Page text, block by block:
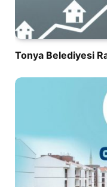
Tonya Belediyesi